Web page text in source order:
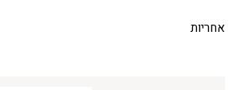
אחריות